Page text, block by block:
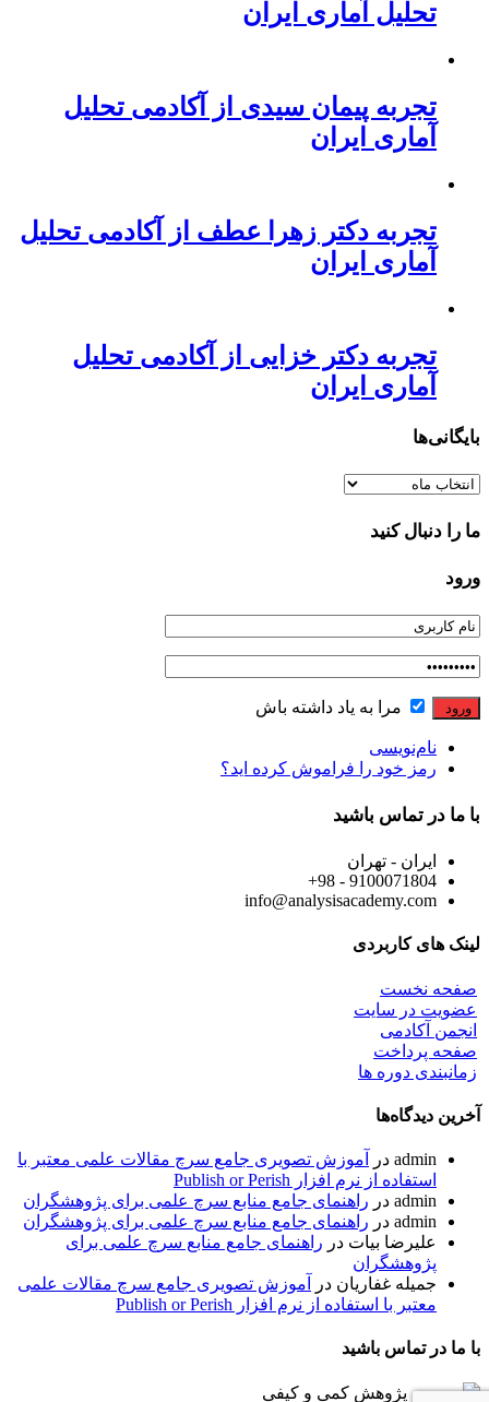
تحلیل آماری ایران
تجربه پیمان سیدی از آکادمی تحلیل
آماری ایران
تجربه دکتر زهرا عطف از آکادمی تحلیل
آماری ایران
تجربه دکتر خزایی از آکادمی تحلیل
آماری ایران
بایگانی‌ها
بایگانی‌ها
ما را دنبال کنید
ورود
مرا به یاد داشته باش
نام‌نویسی
رمز خود را فراموش کرده اید؟
با ما در تماس باشید
ایران - تهران
9100071804 - 98+
info@analysisacademy.com
لینک های کاربردی
صفحه نخست
عضویت در سایت
انجمن آکادمی
صفحه پرداخت
زمانبندی دوره ها
آخرین دیدگاه‌ها
admin در
آموزش تصویری جامع سرچ مقالات علمی معتبر با
استفاده از نرم افزار Publish or Perish
admin در راهنمای جامع منابع سرچ علمی برای پژوهشگران
admin در راهنمای جامع منابع سرچ علمی برای پژوهشگران
علیرضا بیات در راهنمای جامع منابع سرچ علمی برای
پژوهشگران
جمیله غفاریان در
آموزش تصویری جامع سرچ مقالات علمی
معتبر با استفاده از نرم افزار Publish or Perish
با ما در تماس باشید